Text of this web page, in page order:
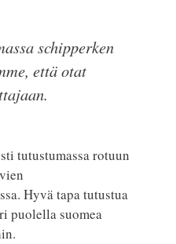
schipperken
että otat
tutustumassa rotuun
Hyvä tapa tutustua
puolella suomea